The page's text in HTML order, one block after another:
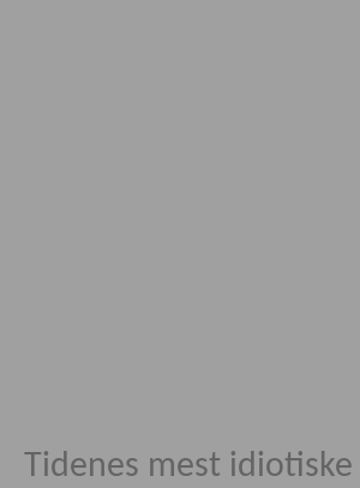
Tidenes mest idiotiske